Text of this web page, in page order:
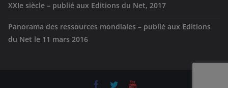
XXIe siècle – publié aux Editions du Net, 2017
Panorama des ressources mondiales – publié aux Editions
du Net le 11 mars 2016